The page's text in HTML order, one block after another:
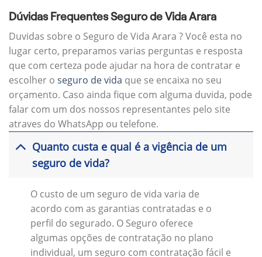
Dúvidas Frequentes Seguro de Vida Arara
Duvidas sobre o Seguro de Vida Arara ? Você esta no
lugar certo, preparamos varias perguntas e resposta
que com certeza pode ajudar na hora de contratar e
escolher o seguro de vida que se encaixa no seu
orçamento. Caso ainda fique com alguma duvida, pode
falar com um dos nossos representantes pelo site
atraves do WhatsApp ou telefone.
Quanto custa e qual é a vigência de um
seguro de vida?
O custo de um seguro de vida varia de
acordo com as garantias contratadas e o
perfil do segurado. O Seguro oferece
algumas opções de contratação no plano
individual, um seguro com contratação fácil e